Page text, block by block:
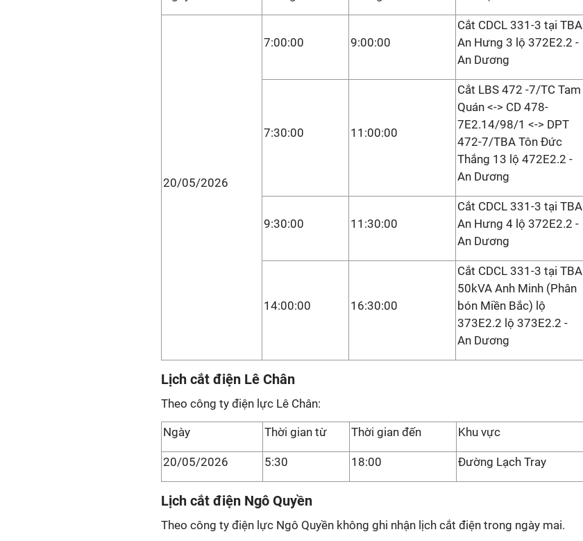
20/05/2026
7:00:00 9:00:00
Cắt CDCL 331-3 tại TBA
An Hưng 3 lộ 372E2.2 -
An Dương
7:30:00 11:00:00
Cắt LBS 472 -7/TC Tam
Quán <-> CD 478-
7E2.14/98/1 <-> DPT
472-7/TBA Tôn Đức
Thắng 13 lộ 472E2.2 -
An Dương
9:30:00 11:30:00
Cắt CDCL 331-3 tại TBA
An Hưng 4 lộ 372E2.2 -
An Dương
14:00:00 16:30:00
Cắt CDCL 331-3 tại TBA
50kVA Anh Minh (Phân
bón Miền Bắc) lộ
373E2.2 lộ 373E2.2 -
An Dương
Lịch cắt điện Lê Chân
Theo công ty điện lực Lê Chân:
Ngày Thời gian từ Thời gian đến Khu vực
20/05/2026 5:30 18:00 Đường Lạch Tray
Lịch cắt điện Ngô Quyền
Theo công ty điện lực Ngô Quyền không ghi nhận lịch cắt điện trong ngày mai.